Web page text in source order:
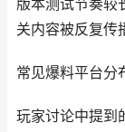
版本测试节奏较
关内容被反复传
常见爆料平台分
玩家讨论中提到